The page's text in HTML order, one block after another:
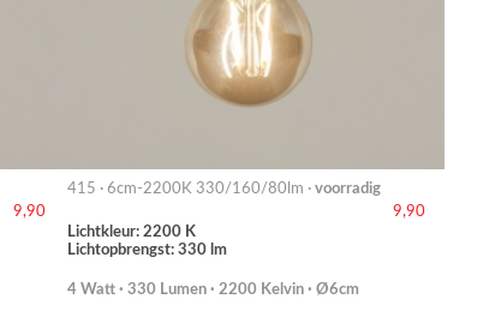
9,90
415 · 6cm-2200K 330/160/80lm · voorradig
9,90
Lichtkleur: 2200 K
Lichtopbrengst: 330 lm
4 Watt · 330 Lumen · 2200 Kelvin · Ø6cm